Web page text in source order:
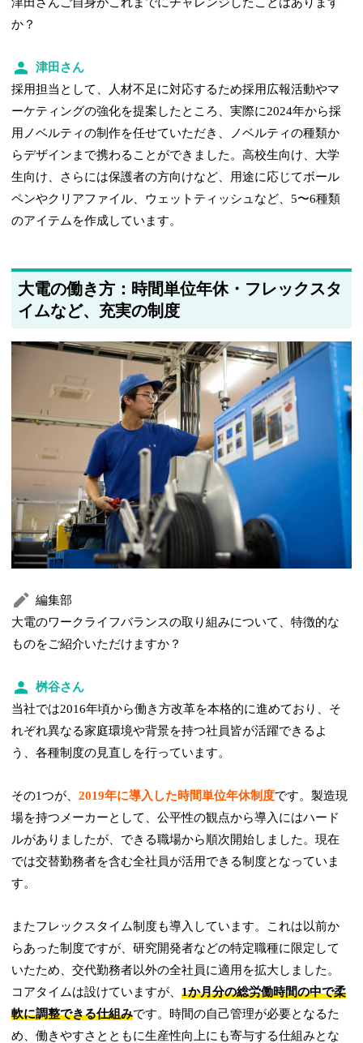
か？
津田さん
採用担当として、人材不足に対応するため採用広報活動やマ
ーケティングの強化を提案したところ、実際に2024年から採
用ノベルティの制作を任せていただき、ノベルティの種類か
らデザインまで携わることができました。高校生向け、大学
生向け、さらには保護者の方向けなど、用途に応じてボール
ペンやクリアファイル、ウェットティッシュなど、5〜6種類
のアイテムを作成しています。
大電の働き方：時間単位年休・フレックスタ
イムなど、充実の制度
編集部
大電のワークライフバランスの取り組みについて、特徴的な
ものをご紹介いただけますか？
桝谷さん
当社では2016年頃から働き方改革を本格的に進めており、そ
れぞれ異なる家庭環境や背景を持つ社員皆が活躍できるよ
う、各種制度の見直しを行っています。
その1つが、2019年に導入した時間単位年休制度です。製造現
場を持つメーカーとして、公平性の観点から導入にはハード
ルがありましたが、できる職場から順次開始しました。現在
では交替勤務者を含む全社員が活用できる制度となっていま
す。
またフレックスタイム制度も導入しています。これは以前か
らあった制度ですが、研究開発者などの特定職種に限定して
いたため、交代勤務者以外の全社員に適用を拡大しました。
コアタイムは設けていますが、1か月分の総労働時間の中で柔
軟に調整できる仕組みです。時間の自己管理が必要となるた
め、働きやすさとともに生産性向上にも寄与する仕組みとな